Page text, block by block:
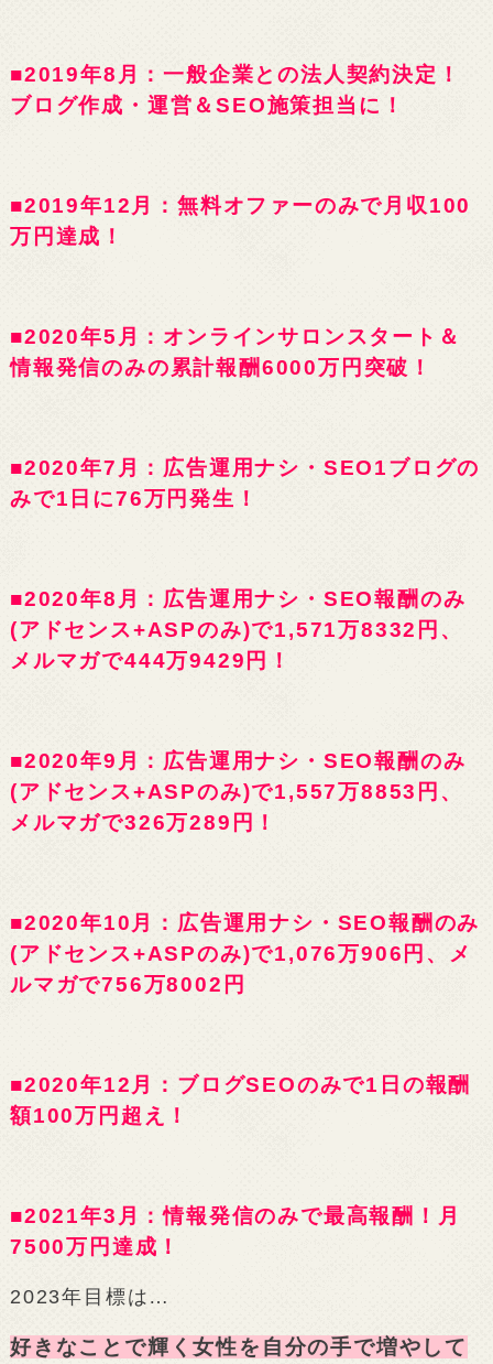
■2019年8月：一般企業との法人契約決定！
ブログ作成・運営＆SEO施策担当に！
■2019年12月：無料オファーのみで月収100
万円達成！
■2020年5月：オンラインサロンスタート＆
情報発信のみの累計報酬6000万円突破！
■2020年7月：広告運用ナシ・SEO1ブログの
みで1日に76万円発生！
■2020年8月：広告運用ナシ・SEO報酬のみ
(アドセンス+ASPのみ)で1,571万8332円、
メルマガで444万9429円！
■2020年9月：広告運用ナシ・SEO報酬のみ
(アドセンス+ASPのみ)で1,557万8853円、
メルマガで326万289円！
■2020年10月：広告運用ナシ・SEO報酬のみ
(アドセンス+ASPのみ)で1,076万906円、メ
ルマガで756万8002円
■2020年12月：ブログSEOのみで1日の報酬
額100万円超え！
■2021年3月：情報発信のみで最高報酬！月
7500万円達成！
2023年目標は…
好きなことで輝く女性を自分の手で増やして